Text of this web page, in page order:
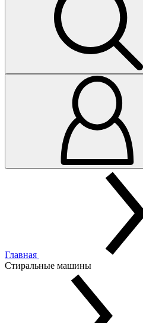
Главная
Стиральные машины